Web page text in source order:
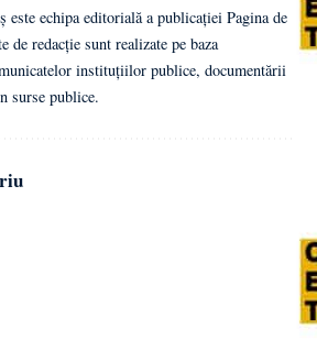
este echipa editorială a publicației Pagina de
redacție sunt realizate pe baza
instituțiilor publice, documentării
surse publice.